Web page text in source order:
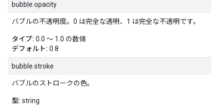
bubble.opacity
バブルの不透明度。0 は完全な透明、1 は完全な不透明です。
タイプ: 0.0 ～ 1.0 の数値
デフォルト: 0.8
bubble.stroke
バブルのストロークの色。
型: string